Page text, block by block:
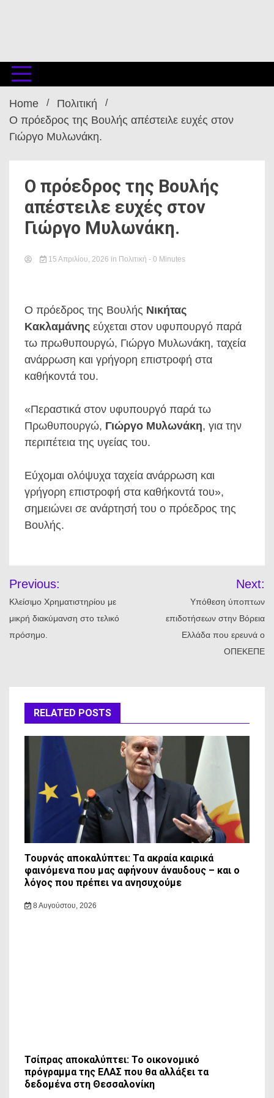
Home
Πολιτική
Ο πρόεδρος της Βουλής απέστειλε ευχές στον
Γιώργο Μυλωνάκη.
Ο πρόεδρος της Βουλής
απέστειλε ευχές στον
Γιώργο Μυλωνάκη.
15 Απριλίου, 2026 in Πολιτική - 0 Minutes
O πρόεδρος της Βουλής Νικήτας
Κακλαμάνης εύχεται στον υφυπουργό παρά
τω πρωθυπουργώ, Γιώργο Μυλωνάκη, ταχεία
ανάρρωση και γρήγορη επιστροφή στα
καθήκοντά του.
«Περαστικά στον υφυπουργό παρά τω
Πρωθυπουργώ, Γιώργο Μυλωνάκη, για την
περιπέτεια της υγείας του.
Εύχομαι ολόψυχα ταχεία ανάρρωση και
γρήγορη επιστροφή στα καθήκοντά του»,
σημειώνει σε ανάρτησή του ο πρόεδρος της
Βουλής.
άρθρων
Previous:
Κλείσιμο Χρηματιστηρίου με
μικρή διακύμανση στο τελικό
πρόσημο.
Next:
Υπόθεση ύποπτων
επιδοτήσεων στην Βόρεια
Ελλάδα που ερευνά ο
ΟΠΕΚΕΠΕ
RELATED POSTS
Τουρνάς αποκαλύπτει: Τα ακραία καιρικά
φαινόμενα που μας αφήνουν άναυδους – και ο
λόγος που πρέπει να ανησυχούμε
8 Αυγούστου, 2026
Τσίπρας αποκαλύπτει: Το οικονομικό
πρόγραμμα της ΕΛΑΣ που θα αλλάξει τα
δεδομένα στη Θεσσαλονίκη